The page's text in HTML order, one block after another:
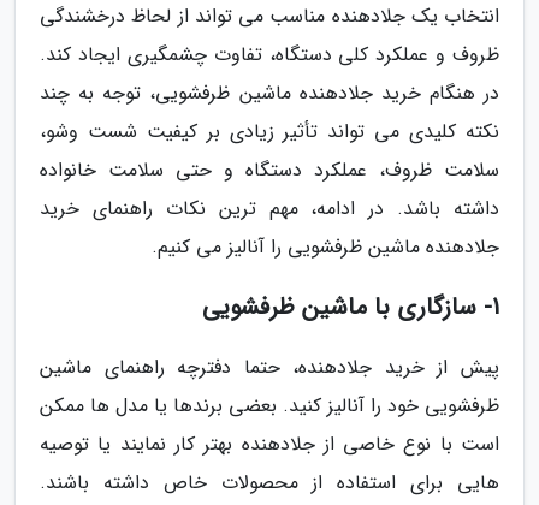
انتخاب یک جلادهنده مناسب می تواند از لحاظ درخشندگی
ظروف و عملکرد کلی دستگاه، تفاوت چشمگیری ایجاد کند.
در هنگام خرید جلادهنده ماشین ظرفشویی، توجه به چند
نکته کلیدی می تواند تأثیر زیادی بر کیفیت شست وشو،
سلامت ظروف، عملکرد دستگاه و حتی سلامت خانواده
داشته باشد. در ادامه، مهم ترین نکات راهنمای خرید
جلادهنده ماشین ظرفشویی را آنالیز می کنیم.
1- سازگاری با ماشین ظرفشویی
پیش از خرید جلادهنده، حتما دفترچه راهنمای ماشین
ظرفشویی خود را آنالیز کنید. بعضی برندها یا مدل ها ممکن
است با نوع خاصی از جلادهنده بهتر کار نمایند یا توصیه
هایی برای استفاده از محصولات خاص داشته باشند.